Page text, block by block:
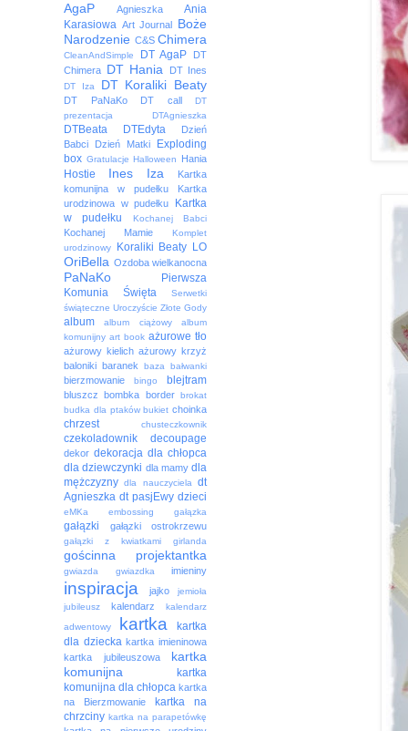
AgaP Agnieszka
Ania
Karasiowa Art Journal
Boże
Narodzenie C&S Chimera
CleanAndSimple DT AgaP
DT
Chimera DT Hania DT Ines
DT Iza DT Koraliki Beaty
DT PaNaKo DT call
DT
prezentacja
DTAgnieszka
DTBeata DTEdyta
Dzień
Babci
Dzień Matki
Exploding
box Gratulacje Halloween Hania
Hostie Ines Iza
Kartka
komunijna w pudełku
Kartka
urodzinowa w pudełku
Kartka
w pudełku
Kochanej Babci
Kochanej Mamie
Komplet
urodzinowy
Koraliki Beaty LO
OriBella Ozdoba wielkanocna
PaNaKo
Pierwsza
Komunia Święta
Serwetki
świąteczne Uroczyście Złote Gody
album album ciążowy
album
komunijny art book ażurowe tło
ażurowy kielich ażurowy krzyż
baloniki baranek baza bałwanki
bierzmowanie bingo blejtram
bluszcz bombka border brokat
budka dla ptaków bukiet choinka
chrzest chusteczkownik
czekoladownik decoupage
dekor dekoracja dla chłopca
dla dziewczynki dla mamy dla
mężczyzny dla nauczyciela dt
Agnieszka dt pasjEwy dzieci
eMKa embossing gałązka
gałązki gałązki ostrokrzewu
gałązki z kwiatkami girlanda
gościnna projektantka
gwiazda gwiazdka imieniny
inspiracja jajko
jemioła
jubileusz
kalendarz
kalendarz
adwentowy
kartka
kartka
dla dziecka kartka imieninowa
kartka jubileuszowa
kartka
komunijna
kartka
komunijna dla chłopca kartka
na Bierzmowanie
kartka na
chrzciny kartka na parapetówkę